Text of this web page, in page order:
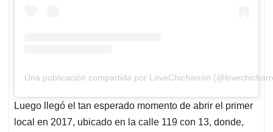
Una publicación compartida por LoveChicharrón
Luego llegó el tan esperado momento de abrir el primer
local en 2017, ubicado en la calle 119 con 13, donde,